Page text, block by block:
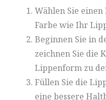
Wählen Sie
Farbe wie Ihr
Beginnen Sie in
zeichnen Sie die
Lippenform zu
Füllen Sie die
eine bessere